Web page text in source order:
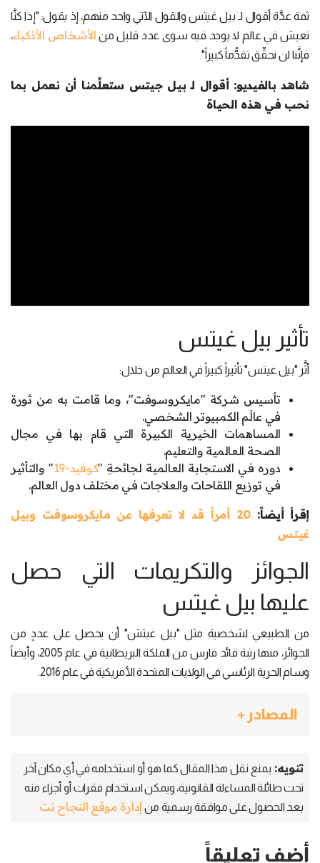
ثمة عدَّة أقوال لـ بيل غيتس والقول الآتي واحد منهم، إذ يقول: "إذا كنَّا
نعيش في عالم لا يوجد فيه سوى عدد قليل من الأشخاص الأذكياء،
فإنَّنا لن نحقِّق تقدُّماً كبيراً".
شاهد بالفيديو: أقوال لـ بيل جيتس ستعلِّمنا أن نعمل بما
نحب في هذه الحياة
تأثير بيل غيتس
أثَّر "بيل غيتس" تأثيراً كبيراً في العالم من خلال:
تأسيس شركة "مايكروسوفت"، وما قامت به من ثورة
في عالَم الكمبيوتر الشخصي.
المساهمات الخيرية الكبيرة التي قام بها في مجال
الصحة العالمية والتعليم.
دوره في الاستجابة العالمية لجائحةِ "كوفيد-19
" والتأثير
في توزيع اللقاحات والعلاجات في مختلف دول العالم.
إقرأ أيضاً:
20 أمراً قد لا تعرفها عن مايكروسوفت وبيل
غيتس
الجوائز والتكريمات التي حصل
عليها بيل غيتس
من الطبيعي لشخصية مثل "بيل غيتش" أن يحصل على عددٍ من
الجوائز، منها رتبة قائد فارس من الملكة البريطانية في عام 2005، وأيضاً
وسام الحرية الرئاسي في الولايات المتحدة الأمريكية في عام 2016.
المصادر +
تنويه: يمنع نقل هذا المقال كما هو أو استخدامه في أي مكان آخر
تحت طائلة المساءلة القانونية، ويمكن استخدام فقرات أو أجزاء منه
بعد الحصول على موافقة رسمية من إدارة موقع النجاح نت
أضف تعليقاً